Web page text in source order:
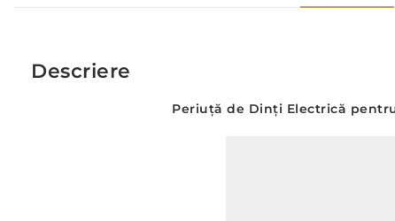
Descriere
Periuță de Dinți Electrică